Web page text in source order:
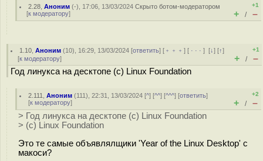
2.28 ,Аноним (-), 17:06, 13/03/2024Скрыто ботом-модератором
[к модератору]
+1
+ / –
1.10 ,Аноним (10), 16:29, 13/03/2024 [ответить] [ ﹢﹢﹢] [ · · ·][↓] [↑]
[к модератору]
+1
+ / –
Год линукса на десктопе (с) Linux Foundation
2.111 ,Аноним (111), 22:31, 13/03/2024 [^] [^^] [^^^] [ответить]
[к модератору]
+2
+ / –
> Год линукса на десктопе (с) Linux Foundation
> (с) Linux Foundation
Это те самые объявлялщики 'Year of the Linux Desktop' с
макоси?